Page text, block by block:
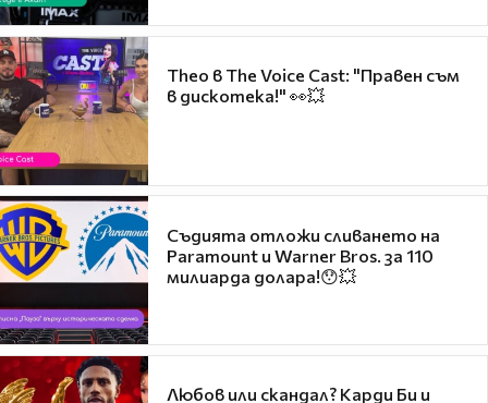
Theo в The Voice Cast: "Правен съм
в дискотека!" 👀💥
Съдията отложи сливането на
Paramount и Warner Bros. за 110
милиарда долара!😯💥
Любов или скандал? Карди Би и